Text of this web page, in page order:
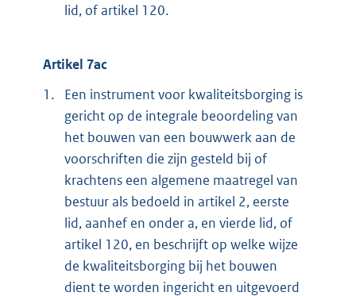
lid, of artikel 120.
Artikel 7ac
1.
Een instrument voor kwaliteitsborging is
gericht op de integrale beoordeling van
het bouwen van een bouwwerk aan de
voorschriften die zijn gesteld bij of
krachtens een algemene maatregel van
bestuur als bedoeld in artikel 2, eerste
lid, aanhef en onder a, en vierde lid, of
artikel 120, en beschrijft op welke wijze
de kwaliteitsborging bij het bouwen
dient te worden ingericht en uitgevoerd